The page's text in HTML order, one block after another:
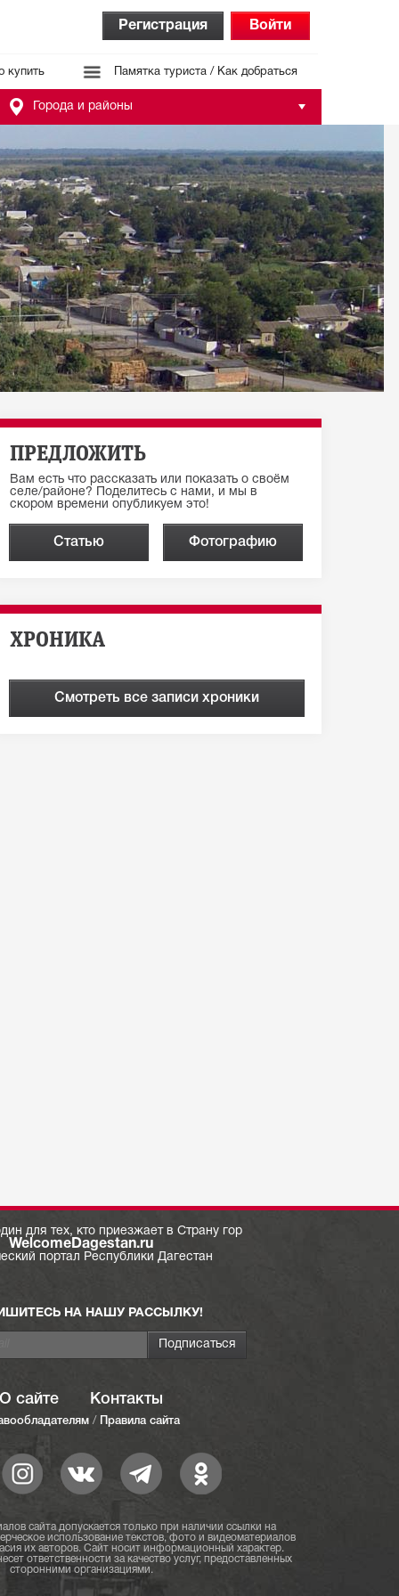
Регистрация Войти
купить Памятка туриста / Как добраться
Города и районы
ПРЕДЛОЖИТЬ
Вам есть что рассказать или показать о своём
селе/районе? Поделитесь с нами, и мы в
скором времени опубликуем это!
Статью Фотографию
ХРОНИКА
Смотреть все записи хроники
для тех, кто приезжает в Страну гор
WelcomeDagestan.ru
портал Республики Дагестан
НА НАШУ РАССЫЛКУ!
О сайте Контакты
/ Правила сайта
сайта допускается только при наличии ссылки на
использование текстов, фото и видеоматериалов
их авторов. Сайт носит информационный характер.
ответственности за качество услуг, предоставленных
сторонними организациями.